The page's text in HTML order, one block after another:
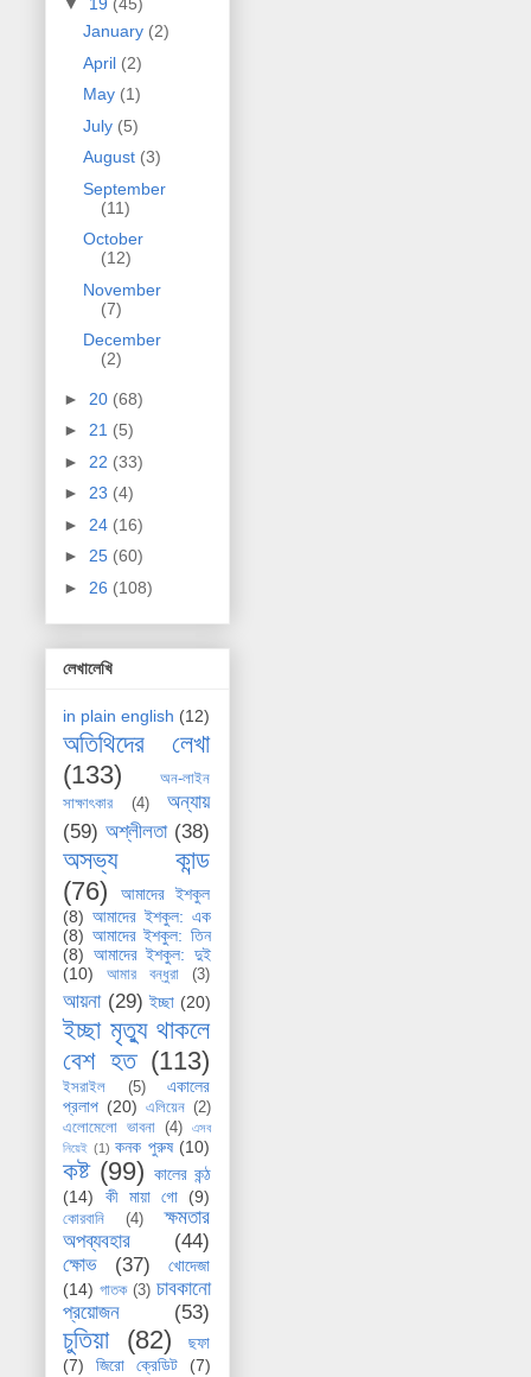
▼ 19 (45)
January (2)
April (2)
May (1)
July (5)
August (3)
September
(11)
October
(12)
November
(7)
December
(2)
► 20 (68)
►21 (5)
► 22 (33)
►23 (4)
► 24 (16)
►25 (60)
► 26 (108)
লেখালেখি
in plain english (12)
অতিথিদের লেখা
(133)
অন-লাইন
সাক্ষাৎকার
(4)
অন্যায়
(59) অশ্লীলতা (38)
অসভ্য কান্ড
(76)
আমাদের ইশকুল
(8) আমাদের ইশকুল: এক
(8) আমাদের ইশকুল: তিন
(8) আমাদের ইশকুল: দুই
(10)
আমার বন্ধুরা (3)
আয়না (29) ইচ্ছা (20)
ইচ্ছা মৃত্যু থাকলে
বেশ হত (113)
ইসরাইল (5)
একালের
প্রলাপ (20) এলিয়েন (2)
এলোমেলো ভাবনা (4)
এসব
নিয়েই (1) কনক পুরুষ (10)
কষ্ট (99) কালের কন্ঠ
(14)
কী মায়া গো (9)
কোরবানি (4)
ক্ষমতার
অপব্যবহার
(44)
ক্ষোভ
(37)
খোদেজা
(14) গাতক (3) চাবকানো
প্রয়োজন
(53)
চুতিয়া (82)
ছফা
(7)
জিরো ক্রেডিট (7)